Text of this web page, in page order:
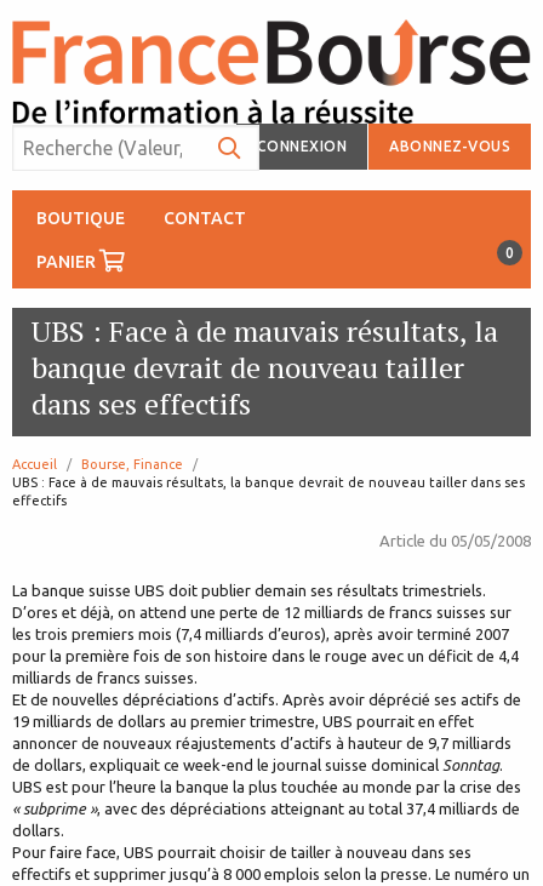
CONNEXION ABONNEZ-VOUS
BOUTIQUE CONTACT
PANIER 0
UBS : Face à de mauvais résultats, la
banque devrait de nouveau tailler
dans ses effectifs
Accueil
Bourse, Finance
page:
UBS : Face à de mauvais résultats, la banque devrait de nouveau tailler dans ses
effectifs
Article du 05/05/2008
La banque suisse UBS doit publier demain ses résultats trimestriels.
D’ores et déjà, on attend une perte de 12 milliards de francs suisses sur
les trois premiers mois (7,4 milliards d’euros), après avoir terminé 2007
pour la première fois de son histoire dans le rouge avec un déficit de 4,4
milliards de francs suisses.
Et de nouvelles dépréciations d’actifs. Après avoir déprécié ses actifs de
19 milliards de dollars au premier trimestre, UBS pourrait en effet
annoncer de nouveaux réajustements d’actifs à hauteur de 9,7 milliards
de dollars, expliquait ce week-end le journal suisse dominical Sonntag.
UBS est pour l’heure la banque la plus touchée au monde par la crise des
« subprime », avec des dépréciations atteignant au total 37,4 milliards de
dollars.
Pour faire face, UBS pourrait choisir de tailler à nouveau dans ses
effectifs et supprimer jusqu’à 8 000 emplois selon la presse. Le numéro un